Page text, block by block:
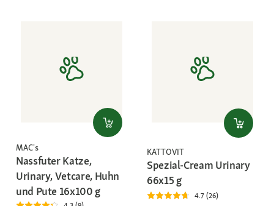
MAC's
Nassfuter Katze,
Urinary, Vetcare, Huhn
und Pute 16x100 g
KATTOVIT
Spezial-Cream Urinary
66x15 g
4.7 (26)